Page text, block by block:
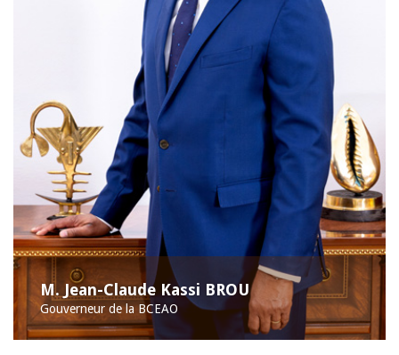
M. Jean-Claude Kassi BROU
Gouverneur de la BCEAO